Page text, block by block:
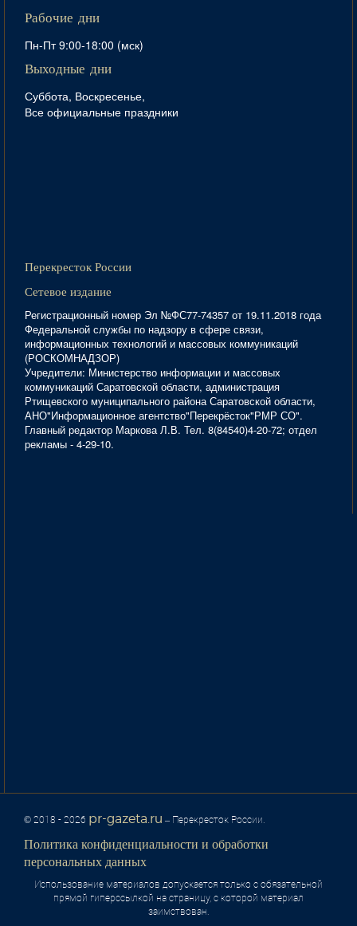
Рабочие дни
Пн-Пт 9:00-18:00 (мск)
Выходные дни
Суббота, Воскресенье,
Все официальные праздники
Перекресток России
Сетевое издание
Регистрационный номер Эл №ФС77-74357 от 19.11.2018 года
Федеральной службы по надзору в сфере связи,
информационных технологий и массовых коммуникаций
(РОСКОМНАДЗОР)
Учредители: Министерство информации и массовых
коммуникаций Саратовской области, администрация
Ртищевского муниципального района Саратовской области,
АНО"Информационное агентство"Перекрёсток"РМР СО".
Главный редактор Маркова Л.В. Тел. 8(84540)4-20-72; отдел
рекламы - 4-29-10.
© 2018 - 2026 pr-gazeta.ru – Перекресток России.
Политика конфиденциальности и обработки
персональных данных
Использование материалов допускается только с обязательной
прямой гиперссылкой на страницу, с которой материал
заимствован.